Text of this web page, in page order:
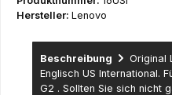
Hersteller: Lenovo
Beschreibung
Original
Englisch US International.
G2 . Sollten Sie sich nicht